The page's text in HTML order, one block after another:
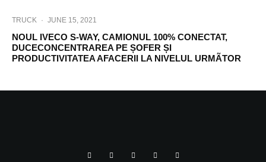
TRUCK · JUNE 15, 2021
NOUL IVECO S-WAY, CAMIONUL 100% CONECTAT,
DUCECONCENTRAREA PE ȘOFER ȘI
PRODUCTIVITATEA AFACERII LA NIVELUL URMÃTOR